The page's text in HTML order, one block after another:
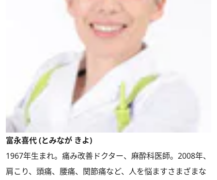
富永喜代 (とみなが きよ)
1967年生まれ。痛み改善ドクター、麻酔科医師。2008年、
肩こり、頭痛、腰痛、関節痛など、人を悩ますさまざまな